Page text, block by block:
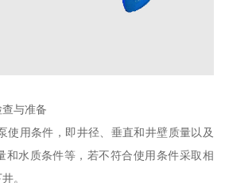
与准备
使用条件，即井径、垂直和井壁质量以及
和水质条件等，若不符合使用条件采取相
。